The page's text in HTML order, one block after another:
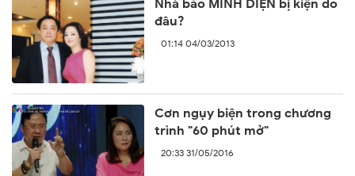
Nhà báo MINH DIỆN bị kiện do
đâu?
01:14 04/03/2013
Cơn ngụy biện trong chương
trình "60 phút mở"
20:33 31/05/2016